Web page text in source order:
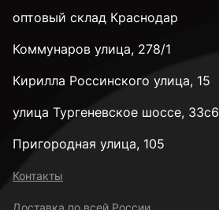
к.п. 10,9
к.п. 12,9
оптовый склад Краснодар
Коммунаров улица, 278/1
Кирилла Россинского улица, 15
улица Тургеневское шоссе, 33с6
Пригородная улица, 105
Контакты